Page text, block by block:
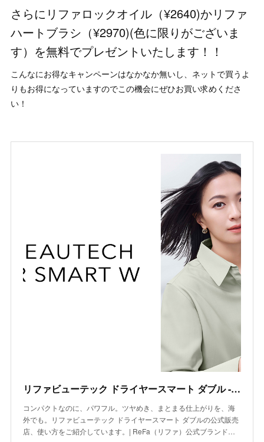
さらにリファロックオイル（¥2640)かリファ
ハートブラシ（¥2970)(色に限りがございま
す）を無料でプレゼントいたします！！
こんなにお得なキャンペーンはなかなか無いし、ネットで買うよ
りもお得になっていますのでこの機会にぜひお買い求めくださ
い！
リファビューテック ドライヤースマート ダブル - ReFa BEAUTECH DRYER SMART W | 商品情報 | ReFa（リファ）公式ブランドサイト
コンパクトなのに、パワフル。ツヤめき、まとまる仕上がりを、海
外でも。リファビューテック ドライヤースマート ダブルの公式販売
店、使い方をご紹介しています。| ReFa（リファ）公式ブランド…